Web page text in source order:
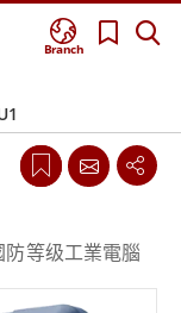
Branch
等级工業電腦